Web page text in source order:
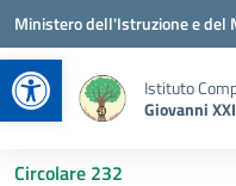
Apri la barra
Vai ai contenuti
Vai al menu di navigazione
Vai al footer
Ministero dell'Istruzione e del
Istituto
Giovanni
Circolare 232